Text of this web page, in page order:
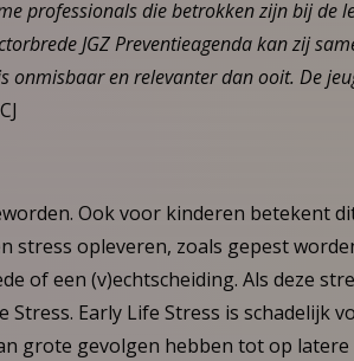
professionals die betrokken zijn bij de
JGZ Preventieagenda kan zij
onmisbaar en relevanter dan ooit. De
Ook voor kinderen betekent
stress opleveren, zoals gepest
of een (v)echtscheiding. Als deze
Early Life Stress is schadelijk
grote gevolgen hebben tot op latere